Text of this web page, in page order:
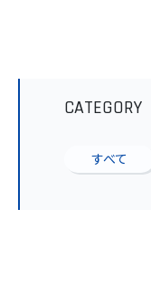
CATEGORY
すべて